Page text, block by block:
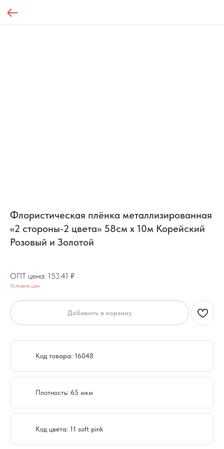
Флористическая плёнка металлизированная
«2 стороны-2 цвета» 58см х 10м Корейский
Розовый и Золотой
153.41 ₽
Условия цен
Добавить в корзину
Код товара: 16048
Плотность: 65 мкм
Код цвета: 11 soft pink